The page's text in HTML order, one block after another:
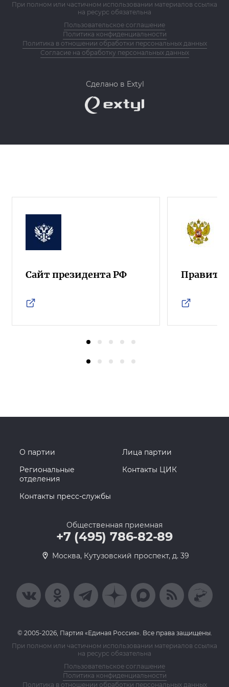
При полном или частичном использовании материалов ссылка
на ресурс обязательна
Пользовательское соглашение
Политика конфиденциальности
Политика в отношении обработки персональных данных
Согласие на обработку персональных данных
Сделано в Extyl
Сайт президента РФ
О партии
Лица партии
Региональные
отделения
Контакты ЦИК
Контакты пресс-службы
Общественная приемная
+7 (495) 786-82-89
Москва, Кутузовский проспект, д. 39
© 2005-2026, Партия «Единая Россия». Все права защищены.
При полном или частичном использовании материалов ссылка
на ресурс обязательна
Пользовательское соглашение
Политика конфиденциальности
Политика в отношении обработки персональных данных